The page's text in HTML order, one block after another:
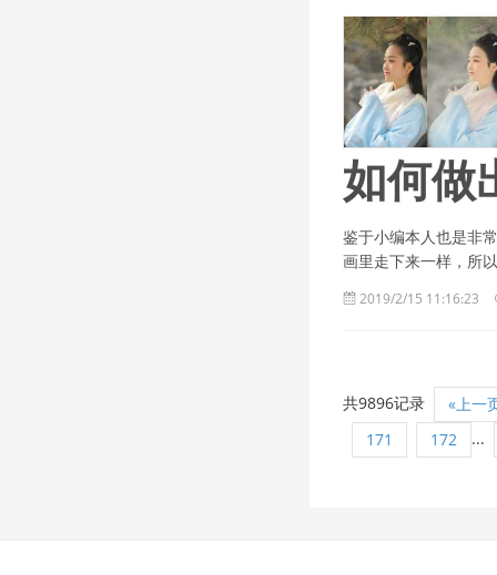
如何做
鉴于小编本人也是非
画里走下来一样，所
2019/2/15 11:16:23
共9896记录
«上一
171
172 ...